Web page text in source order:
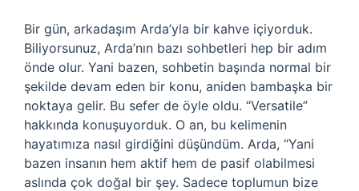
Bir gün, arkadaşım Arda’yla bir kahve içiyorduk.
Biliyorsunuz, Arda’nın bazı sohbetleri hep bir adım
önde olur. Yani bazen, sohbetin başında normal bir
şekilde devam eden bir konu, aniden bambaşka bir
noktaya gelir. Bu sefer de öyle oldu. “Versatile”
hakkında konuşuyorduk. O an, bu kelimenin
hayatımıza nasıl girdiğini düşündüm. Arda, “Yani
bazen insanın hem aktif hem de pasif olabilmesi
aslında çok doğal bir şey. Sadece toplumun bize